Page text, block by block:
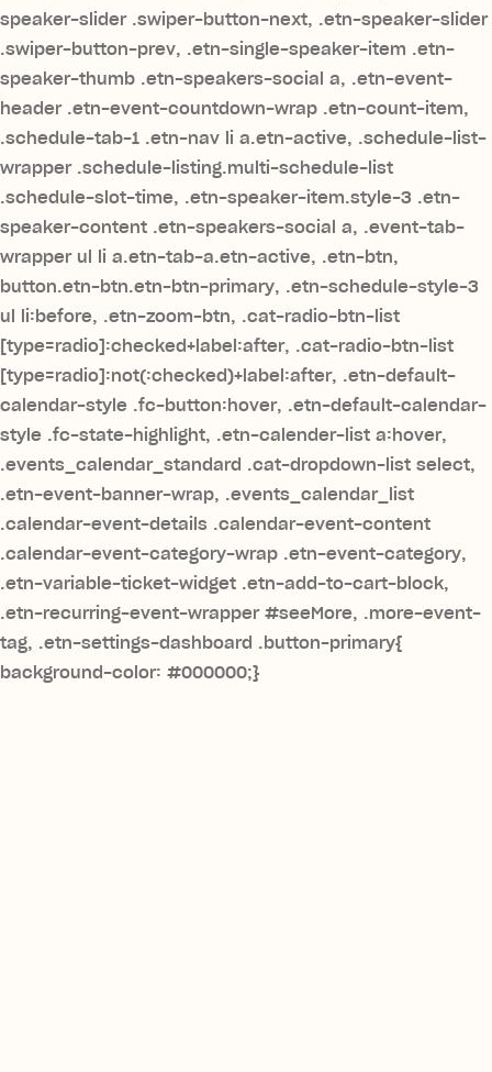
speaker-slider .swiper-button-next, .etn-speaker-slider
.swiper-button-prev, .etn-single-speaker-item .etn-
speaker-thumb .etn-speakers-social a, .etn-event-
header .etn-event-countdown-wrap .etn-count-item,
.schedule-tab-1 .etn-nav li a.etn-active, .schedule-list-
wrapper .schedule-listing.multi-schedule-list
.schedule-slot-time, .etn-speaker-item.style-3 .etn-
speaker-content .etn-speakers-social a, .event-tab-
wrapper ul li a.etn-tab-a.etn-active, .etn-btn,
button.etn-btn.etn-btn-primary, .etn-schedule-style-3
ul li:before, .etn-zoom-btn, .cat-radio-btn-list
[type=radio]:checked+label:after, .cat-radio-btn-list
[type=radio]:not(:checked)+label:after, .etn-default-
calendar-style .fc-button:hover, .etn-default-calendar-
style .fc-state-highlight, .etn-calender-list a:hover,
.events_calendar_standard .cat-dropdown-list select,
.etn-event-banner-wrap, .events_calendar_list
.calendar-event-details .calendar-event-content
.calendar-event-category-wrap .etn-event-category,
.etn-variable-ticket-widget .etn-add-to-cart-block,
.etn-recurring-event-wrapper #seeMore, .more-event-
tag, .etn-settings-dashboard .button-primary{
background-color: #000000;}